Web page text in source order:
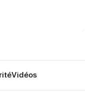
Vidéos